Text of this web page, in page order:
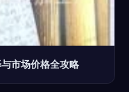
市场价格全攻略